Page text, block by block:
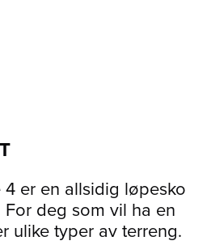
er en allsidig løpesko
deg som vil ha en
ulike typer av terreng.